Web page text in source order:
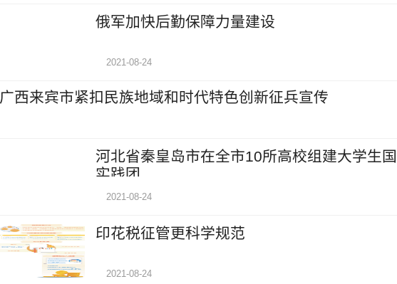
俄军加快后勤保障力量建设
2021-08-24
广西来宾市紧扣民族地域和时代特色创新征兵宣传
河北省秦皇岛市在全市10所高校组建大学生
实践团
2021-08-24
印花税征管更科学规范
2021-08-24